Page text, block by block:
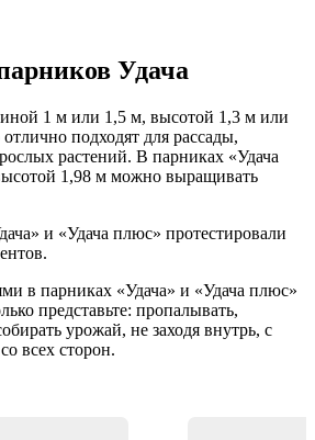
Удача
1 м или 1,5 м, высотой 1,3 м или
подходят для рассады,
растений. В парниках «Удача
1,98 м можно выращивать
и «Удача плюс» протестировали
в парниках «Удача» и «Удача плюс»
представьте: пропалывать,
урожай, не заходя внутрь, с
всех сторон.